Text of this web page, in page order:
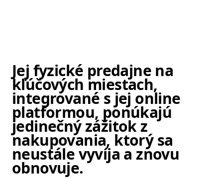
Jej fyzické predajne na
kľúčových miestach,
integrované s jej online
platformou, ponúkajú
jedinečný zážitok z
nakupovania, ktorý sa
neustále vyvíja a znovu
obnovuje.